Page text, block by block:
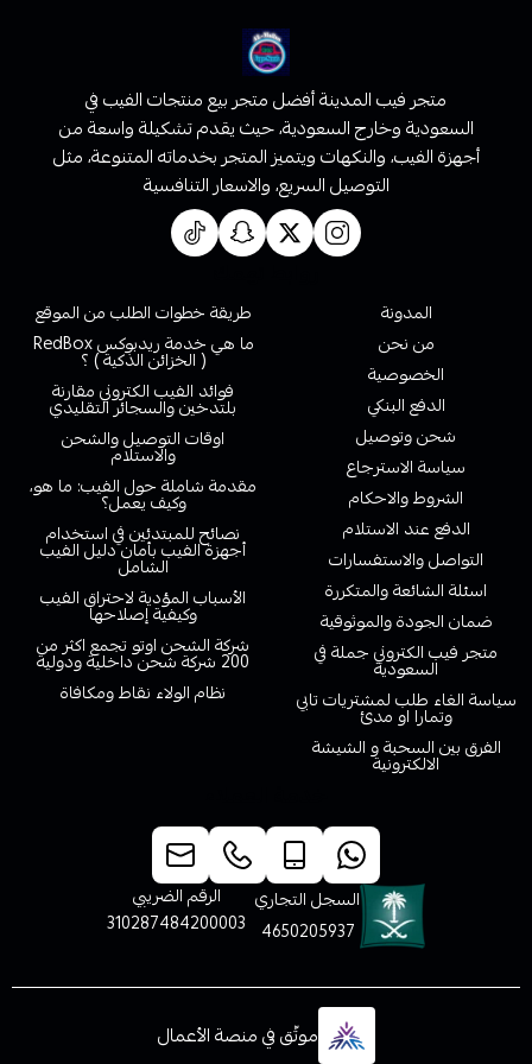
متجر فيب المدينة أفضل متجر بيع منتجات الفيب في
السعودية وخارج السعودية، حيث يقدم تشكيلة واسعة من
أجهزة الفيب، والنكهات ويتميز المتجر بخدماته المتنوعة، مثل
التوصيل السريع، والاسعار التنافسية
المدونة
من نحن
الخصوصية
الدفع البنكي
شحن وتوصيل
سياسة الاسترجاع
الشروط والاحكام
الدفع عند الاستلام
التواصل والاستفسارات
اسئلة الشائعة والمتكررة
ضمان الجودة والموثوقية
متجر فيب الكتروني جملة في
السعودية
سياسة الغاء طلب لمشتريات تابي
وتمارا او مدئ
الفرق بين السحبة و الشيشة
الالكترونية
طريقة خطوات الطلب من الموقع
ما هي خدمة ريدبوكس RedBox
( الخزائن الذكية ) ؟
فوائد الفيب الكتروني مقارنة
بلتدخين والسجائر التقليدي
اوقات التوصيل والشحن
والاستلام
مقدمة شاملة حول الفيب: ما هو،
وكيف يعمل؟
نصائح للمبتدئين في استخدام
أجهزة الفيب بأمان دليل الفيب
الشامل
الأسباب المؤدية لاحتراق الفيب
وكيفية إصلاحها
شركة الشحن اوتو تجمع اكثر من
200 شركة شحن داخلية ودولية
نظام الولاء نقاط ومكافاة
السجل التجاري
4650205937
الرقم الضريبي
310287484200003
موثّق في منصة الأعمال